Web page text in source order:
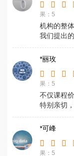
果：5
机构的整
我们提出
*丽玫
果：5
不仅课程
特别亲切
*可峰
果：5